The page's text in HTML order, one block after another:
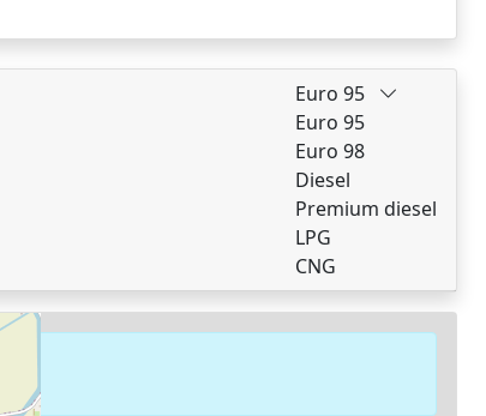
Euro 95
Euro 95
Euro 98
Diesel
Premium diesel
LPG
CNG